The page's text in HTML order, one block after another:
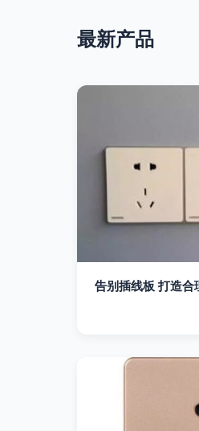
最新产品
告别插线板 打造